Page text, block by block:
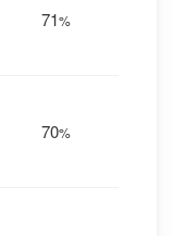
71%
70%